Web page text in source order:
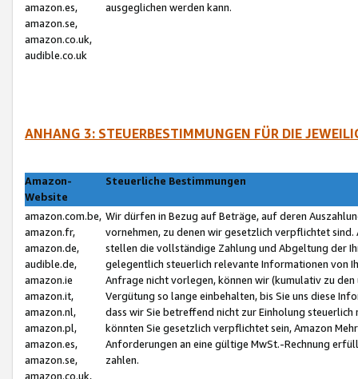
amazon.es,
amazon.se,
amazon.co.uk,
audible.co.uk
ausgeglichen werden kann.
ANHANG 3: STEUERBESTIMMUNGEN FÜR DIE
Amazon-
Website
Steuerliche Bestimmungen
amazon.com.be,
amazon.fr,
amazon.de,
audible.de,
amazon.ie
amazon.it,
amazon.nl,
amazon.pl,
amazon.es,
amazon.se,
amazon.co.uk,
Wir dürfen in Bezug auf Beträge, auf deren
vornehmen, zu denen wir gesetzlich verpflichtet
stellen die vollständige Zahlung und Abgeltung der
gelegentlich steuerlich relevante Informationen von
Anfrage nicht vorlegen, können wir (kumulativ zu
Vergütung so lange einbehalten, bis Sie uns diese
dass wir Sie betreffend nicht zur Einholung
könnten Sie gesetzlich verpflichtet sein, Amazon
Anforderungen an eine gültige MwSt.-Rechnung
zahlen.